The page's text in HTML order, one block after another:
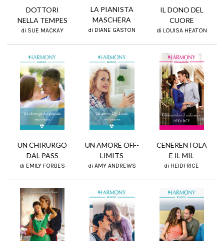
DOTTORI
NELLA TEMPES
di SUE MACKAY
LA PIANISTA
MASCHERA
di DIANE GASTON
IL DONO DEL
CUORE
di LOUISA HEATON
UN CHIRURGO
DAL PASS
di EMILY FORBES
UN AMORE OFF-
LIMITS
di AMY ANDREWS
CENERENTOLA
E IL MIL
di HEIDI RICE